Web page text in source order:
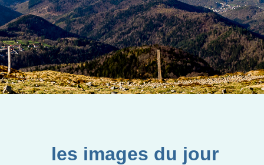
les images du jour